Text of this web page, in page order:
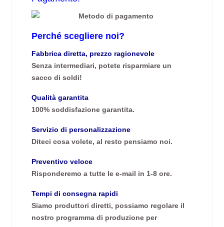
Perché scegliere noi?
Fabbrica diretta, prezzo ragionevole
Senza intermediari, potete risparmiare un
sacco di soldi!
Qualità garantita
100% soddisfazione garantita.
Servizio di personalizzazione
Diteci cosa volete, al resto pensiamo noi.
Preventivo veloce
Risponderemo a tutte le e-mail in 1-8 ore.
Tempi di consegna rapidi
Siamo produttori diretti, possiamo regolare il
nostro programma di produzione per